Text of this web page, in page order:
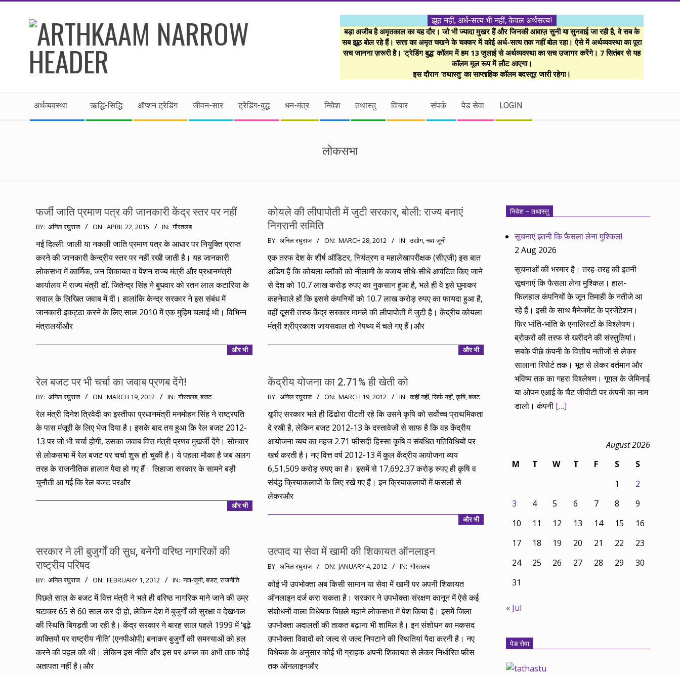
।।
अर्थकाम।।
FINANCIALLY
CLEVER!
झूठ नहीं, अर्ध-सत्य भी नहीं, केवल अर्थसत्य!
बड़ा अजीब है अमृतकाल का यह दौर। जो भी ज्यादा मुखर हैं और जिनकी आवाज़ सुनी या सुनवाई जा रही है, वे सब के
सब झूठ बोल रहे हैं। सत्ता का अमृत चखने के चक्कर में कोई अर्ध-सत्य तक नहीं बोल रहा। ऐसे में अर्थव्यवस्था का पूरा
सच जानना ज़रूरी है। ‘ट्रेडिंग बुद्ध’ कॉलम में हम 13 जुलाई से अर्थव्यवस्था का सच उजागर करेंगे। 7 सितंबर से यह
कॉलम मूल रूप में लौट आएगा।
इस दौरान ‘तथास्तु’ का साप्ताहिक कॉलम बदस्तूर जारी रहेगा।
Secondary
अर्थव्यवस्था ऋद्धि-सिद्धि ऑप्शन ट्रेडिंग जीवन-सार ट्रेडिंग-बुद्ध धन-मंत्र निवेश तथास्तु विचार संपर्क पेड सेवा LOGIN
लोकसभा
फर्जी जाति प्रमाण पत्र की जानकारी केंद्र स्तर पर नहीं
2015-
04-
BY: अनिल रघुराज ON: APRIL 22, 2015 IN: गौरतलब
नई दिल्ली: जाली या नकली जाति प्रमाण पत्र के आधार पर नियुक्ति प्राप्‍त
करने की जानकारी केन्‍द्रीय स्‍तर पर नहीं रखी जाती है। यह जानकारी
लोकसभा में कार्मिक, जन शिकायत व पेंशन राज्‍य मंत्री और प्रधानमंत्री
कार्यालय में राज्‍य मंत्री डॉ. जितेन्‍द्र सिंह ने बुधवार को रतन लाल कटारिया के
सवाल के लिखित जवाब में दी। हालांकि केन्‍द्र सरकार ने इस संबंध में
जानकारी इकट्ठा करने के लिए साल 2010 में एक मुहिम चलाई थी। विभिन्‍न
मंत्रालयोंऔर
और भी
कोयले की लीपापोती में जुटी सरकार, बोली: राज्य बनाएं
निगरानी समिति
2012-
28
BY: अनिल रघुराज ON: MARCH 28, 2012 IN: उद्योग,नवा-जूनी
एक तरफ देश के शीर्ष ऑडिटर, नियंत्रण व महालेखापरीक्षक (सीएजी) इस बात
अडिग हैं कि कोयला ब्लॉकों को नीलामी के बजाय सीधे-सीधे आवंटित किए जाने
से देश को 10.7 लाख करोड़ रुपए का नुकसान हुआ है, भले ही वे इसे घुमाकर
कहनेवाले हों कि इससे कंपनियों को 10.7 लाख करोड़ रुपए का फायदा हुआ है,
वहीं दूसरी तरफ केंद्र सरकार मामले की लीपापोती में जुटी है। केंद्रीय कोयला
मंत्री श्रीप्रकाश जायसवाल तो नेपथ्य में चले गए हैं।और
और भी
रेल बजट पर भी चर्चा का जवाब प्रणब देंगे!
2012-
03-
19
BY: अनिल रघुराज ON: MARCH 19, 2012 IN: गौरतलब,बजट
रेल मंत्री दिनेश त्रिवेदी का इस्तीफा प्रधानमंत्री मनमोहन सिंह ने राष्ट्रपति
के पास मंजूरी के लिए भेज दिया है। इसके बाद तय हुआ कि रेल बजट 2012-
13 पर जो भी चर्चा होगी, उसका जवाब वित्त मंत्री प्रणब मुखर्जी देंगे। सोमवार
से लोकसभा में रेल बजट पर चर्चा शुरू हो चुकी है। ये पहला मौका है जब अलग
तरह के राजनीतिक हालात पैदा हो गए हैं। लिहाजा सरकार के सामने बड़ी
चुनौती आ गई कि रेल बजट परऔर
और भी
केंद्रीय योजना का 2.71% ही खेती को
2012-
03-
19
BY: अनिल रघुराज ON: MARCH 19, 2012 IN: कहीं नहीं, सिर्फ यहीं,कृषि,बजट
यूपीए सरकार भले ही ढिंढोरा पीटती रहे कि उसने कृषि को सर्वोच्च प्राथमिकता
दे रखी है, लेकिन बजट 2012-13 के दस्तावेजों से साफ है कि वह केंद्रीय
आयोजना व्यय का महज 2.71 फीसदी हिस्सा कृषि व संबंधित गतिविधियों पर
खर्च करती है। नए वित्त वर्ष 2012-13 में कुल केंद्रीय आयोजना व्यय
6,51,509 करोड़ रुपए का है। इसमें से 17,692.37 करोड़ रुपए ही कृषि व
संबंद्ध क्रियाकलापों के लिए रखे गए हैं। इन क्रियाकलापों में फसलों से
लेकरऔर
और भी
सरकार ने ली बुजुर्गों की सुध, बनेगी वरिष्ठ नागरिकों की
राष्ट्रीय परिषद
2012-
02-
BY: अनिल रघुराज ON: FEBRUARY 1, 2012 IN: नवा-जूनी,बजट,राजनीति
पिछले साल के बजट में वित्त मंत्री ने भले ही वरिष्ठ नागरिक माने जाने की उम्र
घटाकर 65 से 60 साल कर दी हो, लेकिन देश में बुजुर्गों की सुरक्षा व देखभाल
की स्थिति बिगड़ती जा रही है। केंद्र सरकार ने बारह साल पहले 1999 में ‘बूढ़े
व्यक्तियों पर राष्ट्रीय नीति’ (एनपीओपी) बनाकर बुजुर्गों की समस्याओं को हल
करने की पहल की थी। लेकिन इस नीति और इस पर अमल का अभी तक कोई
अतापता नहीं है।और
उत्पाद या सेवा में खामी की शिकायत ऑनलाइन
2012-
01-
04
BY: अनिल रघुराज ON: JANUARY 4, 2012 IN: गौरतलब
कोई भी उपभोक्ता अब किसी सामान या सेवा में खामी पर अपनी शिकायत
ऑनलाइन दर्ज करा सकता है। सरकार ने उपभोक्ता संरक्षण कानून में ऐसे कई
संशोधनों वाला विधेयक पिछले महाने लोकसभा में पेश किया है। इसमें जिला
उपभोक्ता अदालतों की ताकत बढ़ाना भी शामिल है। इन संशोधन का मकसद
उपभोक्ता विवादों को जल्द से जल्द निपटाने की स्थितियां पैदा करनी है। नए
विधेयक के अनुसार कोई भी ग्राहक अपनी शिकायत से लेकर निर्धारित फीस
तक ऑनलाइनऔर
निवेश – तथास्तु
सूचनाएं इतनी कि फैसला लेना मुश्किल!
2 Aug 2026
सूचनाओं की भरमार है। तरह-तरह की इतनी
सूचनाएं कि फैसला लेना मुश्किल। हाल-
फिलहाल कंपनियों के जून तिमाही के नतीजे आ
रहे हैं। इसी के साथ मैनेजमेंट के प्रजेंटेशन।
फिर भांति-भांति के एनालिस्टों के विश्लेषण।
ब्रोकरों की तरफ से खरीदने की संस्तुतियां।
सबके पीछे कंपनी के वित्तीय नतीजों से लेकर
सालाना रिपोर्ट तक। भूत से लेकर वर्तमान और
भविष्य तक का गहरा विश्लेषण। गूगल के जेमिनाई
या ओपन एआई के चैट जीपीटी पर कंपनी का नाम
डालो। कंपनी […]
August 2026
M
T W T F S
S
1
2
3
4 5 6 7 8
9
10
11 12 13 14 15
16
17
18 19 20 21 22
23
24
25 26 27 28 29
30
31
« Jul
पेड सेवा